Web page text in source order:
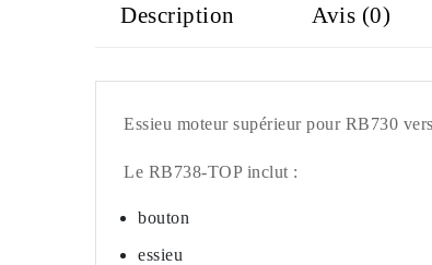
Description Avis (0)
Essieu moteur supérieur pour RB730
Le RB738-TOP inclut :
bouton
essieu